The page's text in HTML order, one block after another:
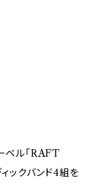
ベル「RAFT
ックバンド4組を